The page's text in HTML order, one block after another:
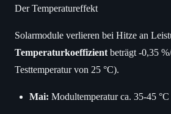
Der Temperatureffekt
Solarmodule verlieren bei Hitze an
Temperaturkoeffizient beträgt -0,35
Testtemperatur von 25 °C).
Mai: Modultemperatur ca. 35-45